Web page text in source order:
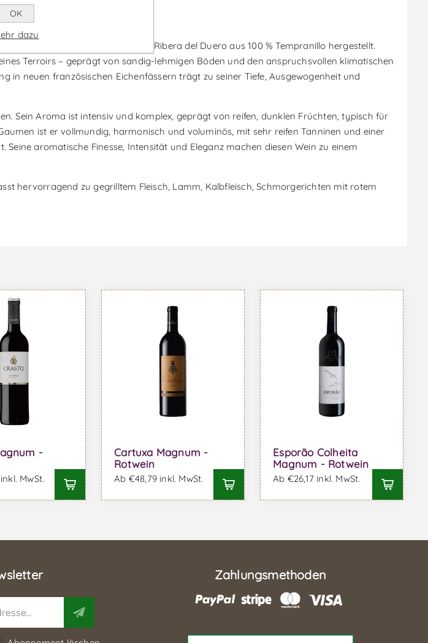
in der renommierten Region Ribera del Duero aus 100 % Tempranillo hergestellt.
Terroirs – geprägt von sandig-lehmigen Böden und den anspruchsvollen klimatischen
in neuen französischen Eichenfässern trägt zu seiner Tiefe, Ausgewogenheit und
Sein Aroma ist intensiv und komplex, geprägt von reifen, dunklen Früchten, typisch für
ist er vollmundig, harmonisch und voluminös, mit sehr reifen Tanninen und einer
aromatische Finesse, Intensität und Eleganz machen diesen Wein zu einem
hervorragend zu gegrilltem Fleisch, Lamm, Kalbfleisch, Schmorgerichten mit rotem
-
MwSt.
Cartuxa Magnum -
Rotwein
Ab €48,79 inkl. MwSt.
Esporão Colheita
Magnum - Rotwein
Ab €26,17 inkl. MwSt.
Zahlungsmethoden
OK
dazu